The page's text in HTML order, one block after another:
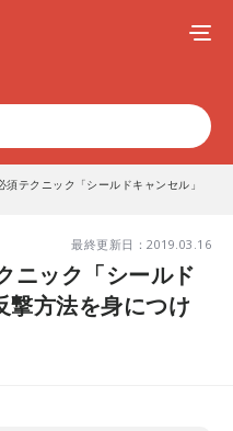
須テクニック「シールドキャンセル」
最終更新日：2019.03.16
ニック「シールド
撃方法を身につけ